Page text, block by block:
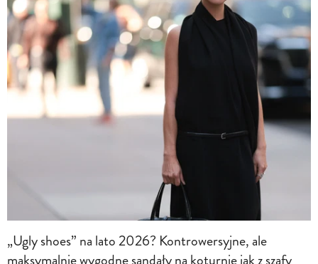
„Ugly shoes” na lato 2026? Kontrowersyjne, ale